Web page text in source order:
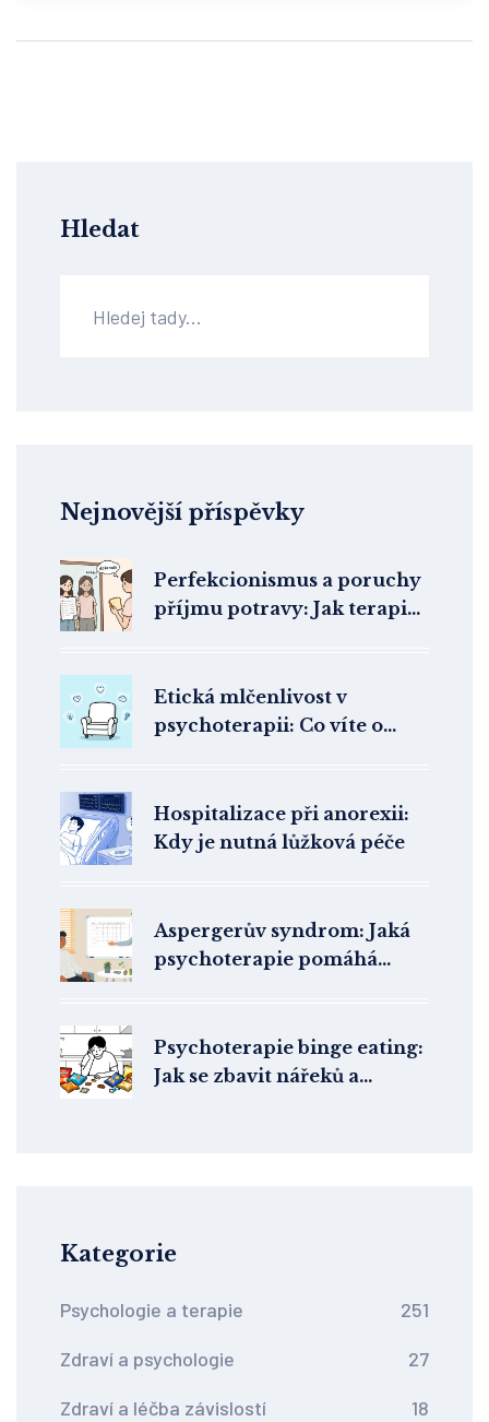
Hledat
Nejnovější příspěvky
Perfekcionismus a poruchy
příjmu potravy: Jak terapie
Etická mlčenlivost v
psychoterapii: Co víte o
Hospitalizace při anorexii:
Kdy je nutná lůžková péče
Aspergerův syndrom: Jaká
psychoterapie pomáhá
Psychoterapie binge eating:
Jak se zbavit nářeků a
Kategorie
Psychologie a terapie 251
Zdraví a psychologie 27
Zdraví a léčba závislostí 18